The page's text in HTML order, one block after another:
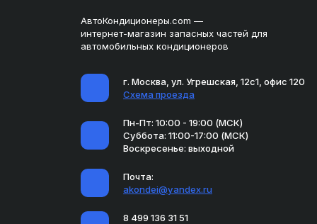
АвтоКондиционеры.com —
интернет-магазин запасных частей для
автомобильных кондиционеров
г. Москва, ул. Угрешская, 12с1, офис 120
Схема проезда
Пн-Пт: 10:00 - 19:00 (МСК)
Суббота: 11:00-17:00 (МСК)
Воскресенье: выходной
Почта:
akondei@yandex.ru
8 499 136 31 51